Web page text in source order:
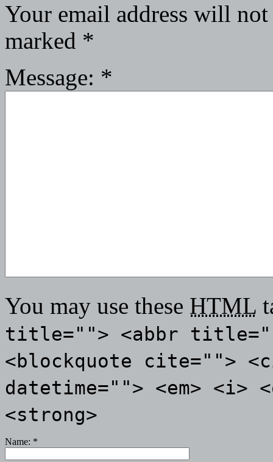
Your email address will
marked *
Message: *
You may use these HTML
title=""> <abbr
<blockquote cite="">
datetime=""> <em> <i>
<strong>
Name: *